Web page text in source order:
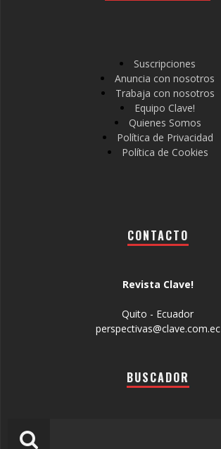
Suscripciones
Anuncia con nosotros
Trabaja con nosotros
Equipo Clave!
Quienes Somos
Política de Privacidad
Política de Cookies
CONTACTO
Revista Clave!
Quito - Ecuador
perspectivas@clave.com.ec
BUSCADOR